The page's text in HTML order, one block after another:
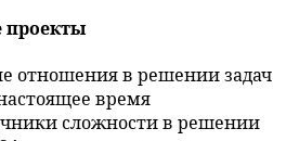
проекты
отношения в решении задач
время
сложности в решении